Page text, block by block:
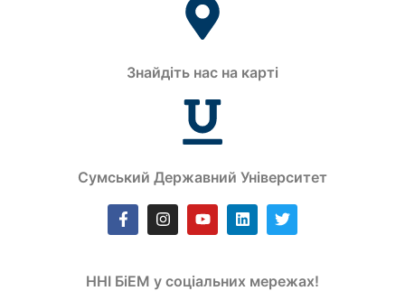
Знайдіть нас на карті
Сумський Державний Університет
ННІ БіЕМ у соціальних мережах!